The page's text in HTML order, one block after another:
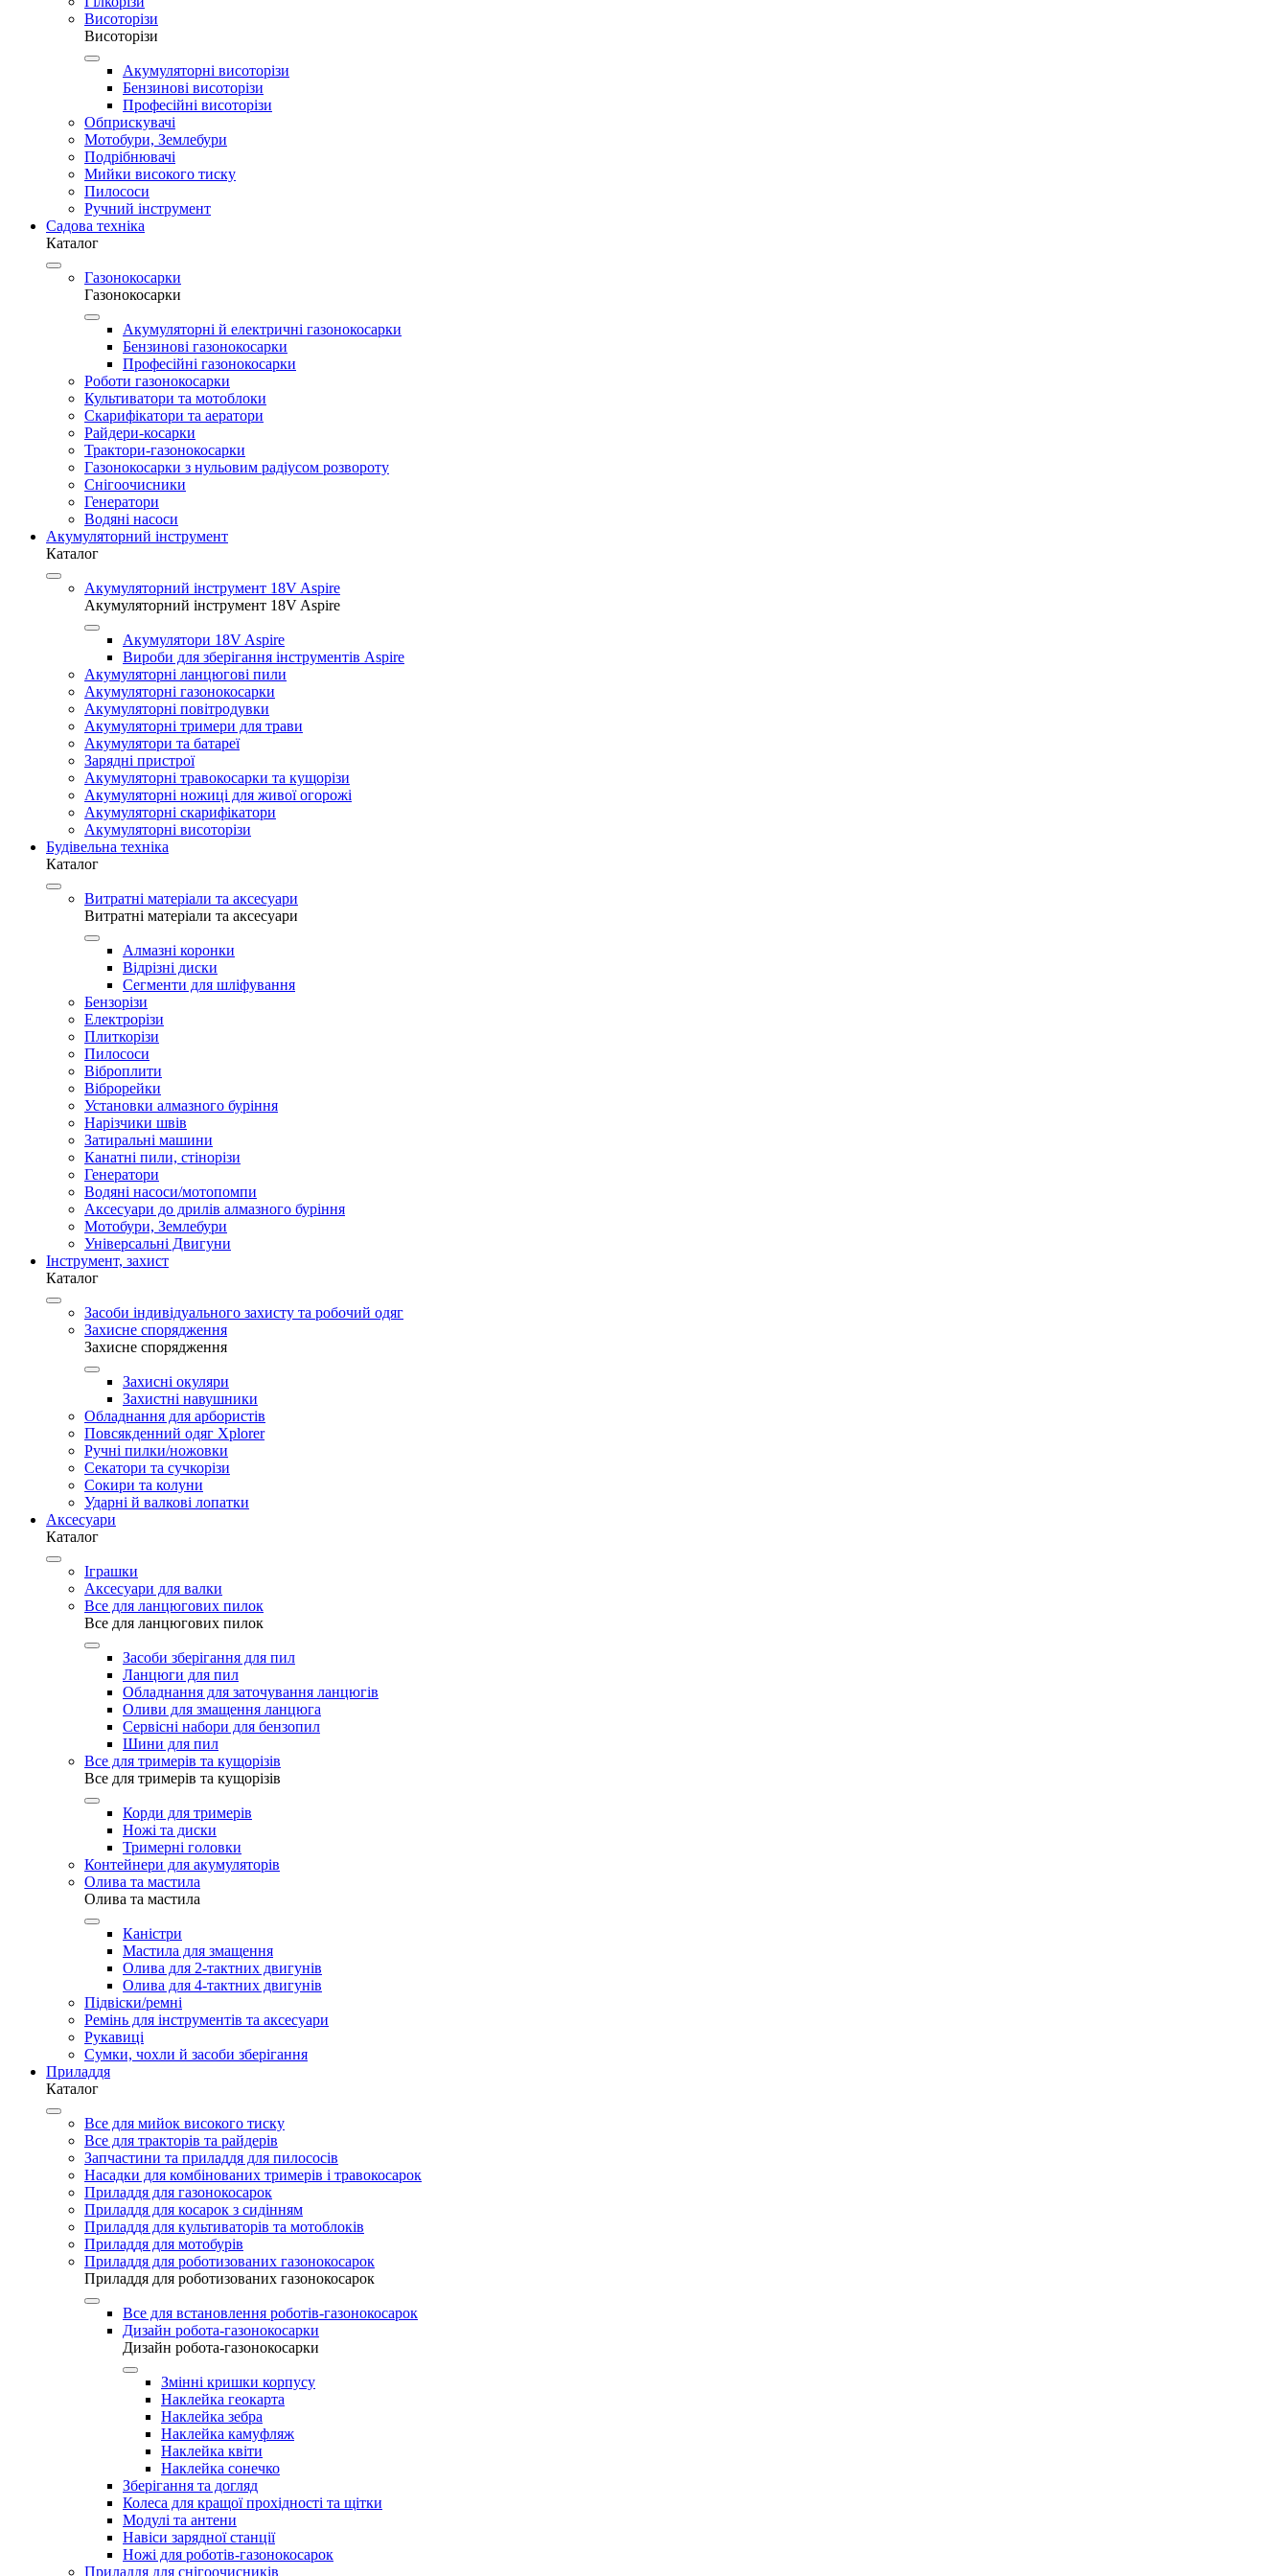
Висоторізи
Висоторізи
Акумуляторні висоторізи
Бензинові висоторізи
Професійні висоторізи
Обприскувачі
Мотобури, Землебури
Подрібнювачі
Мийки високого тиску
Пилососи
Ручний інструмент
Садова техніка
Каталог
Газонокосарки
Газонокосарки
Акумуляторні й електричні газонокосарки
Бензинові газонокосарки
Професійні газонокосарки
Роботи газонокосарки
Культиватори та мотоблоки
Скарифікатори та аератори
Райдери-косарки
Трактори-газонокосарки
Газонокосарки з нульовим радіусом розвороту
Снігоочисники
Генератори
Водяні насоси
Акумуляторний інструмент
Каталог
Акумуляторний інструмент 18V Aspire
Акумуляторний інструмент 18V Aspire
Акумулятори 18V Aspire
Вироби для зберігання інструментів Aspire
Акумуляторні ланцюгові пили
Акумуляторні газонокосарки
Акумуляторні повітродувки
Акумуляторні тримери для трави
Акумулятори та батареї
Зарядні пристрої
Акумуляторні травокосарки та кущорізи
Акумуляторні ножиці для живої огорожі
Акумуляторні скарифікатори
Акумуляторні висоторізи
Будівельна техніка
Каталог
Витратні матеріали та аксесуари
Витратні матеріали та аксесуари
Алмазні коронки
Відрізні диски
Сегменти для шліфування
Бензорізи
Електрорізи
Плиткорізи
Пилососи
Віброплити
Віброрейки
Установки алмазного буріння
Нарізчики швів
Затиральні машини
Канатні пили, стінорізи
Генератори
Водяні насоси/мотопомпи
Аксесуари до дрилів алмазного буріння
Мотобури, Землебури
Універсальні Двигуни
Інструмент, захист
Каталог
Засоби індивідуального захисту та робочий одяг
Захисне спорядження
Захисне спорядження
Захисні окуляри
Захистні навушники
Обладнання для арбористів
Повсякденний одяг Xplorer
Ручні пилки/ножовки
Секатори та сучкорізи
Сокири та колуни
Ударні й валкові лопатки
Аксесуари
Каталог
Іграшки
Аксесуари для валки
Все для ланцюгових пилок
Все для ланцюгових пилок
Засоби зберігання для пил
Ланцюги для пил
Обладнання для заточування ланцюгів
Оливи для змащення ланцюга
Сервісні набори для бензопил
Шини для пил
Все для тримерів та кущорізів
Все для тримерів та кущорізів
Корди для тримерів
Ножі та диски
Тримерні головки
Контейнери для акумуляторів
Олива та мастила
Олива та мастила
Каністри
Мастила для змащення
Олива для 2-тактних двигунів
Олива для 4-тактних двигунів
Підвіски/ремні
Ремінь для інструментів та аксесуари
Рукавиці
Сумки, чохли й засоби зберігання
Приладдя
Каталог
Все для мийок високого тиску
Все для тракторів та райдерів
Запчастини та приладдя для пилососів
Насадки для комбінованих тримерів і травокосарок
Приладдя для газонокосарок
Приладдя для косарок з сидінням
Приладдя для культиваторів та мотоблоків
Приладдя для мотобурів
Приладдя для роботизованих газонокосарок
Приладдя для роботизованих газонокосарок
Все для встановлення роботів-газонокосарок
Дизайн робота-газонокосарки
Дизайн робота-газонокосарки
Змінні кришки корпусу
Наклейка геокарта
Наклейка зебра
Наклейка камуфляж
Наклейка квіти
Наклейка сонечко
Зберігання та догляд
Колеса для кращої прохідності та щітки
Модулі та антени
Навіси зарядної станції
Ножі для роботів-газонокосарок
Приладдя для снігоочисників